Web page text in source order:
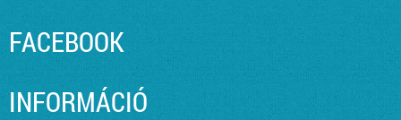
FACEBOOK
INFORMÁCIÓ